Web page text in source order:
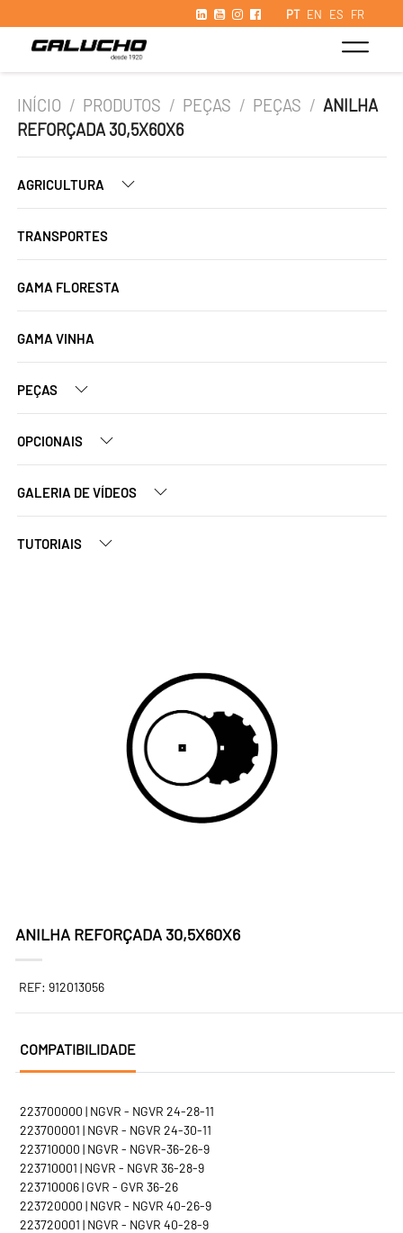
PT EN ES FR
INÍCIO / PRODUTOS / PEÇAS / PEÇAS / ANILHA
REFORÇADA 30,5X60X6
AGRICULTURA
TRANSPORTES
GAMA FLORESTA
GAMA VINHA
PEÇAS
OPCIONAIS
GALERIA DE VÍDEOS
TUTORIAIS
ANILHA REFORÇADA 30,5X60X6
REF: 912013056
COMPATIBILIDADE
223700000 | NGVR - NGVR 24-28-11
223700001 | NGVR - NGVR 24-30-11
223710000 | NGVR - NGVR-36-26-9
223710001 | NGVR - NGVR 36-28-9
223710006 | GVR - GVR 36-26
223720000 | NGVR - NGVR 40-26-9
223720001 | NGVR - NGVR 40-28-9